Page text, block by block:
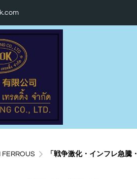
「戦争激化・インフレ急